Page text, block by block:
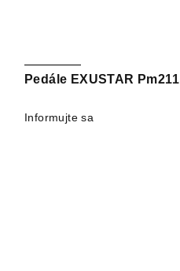
Pedále EXUSTAR Pm211
Informujte sa